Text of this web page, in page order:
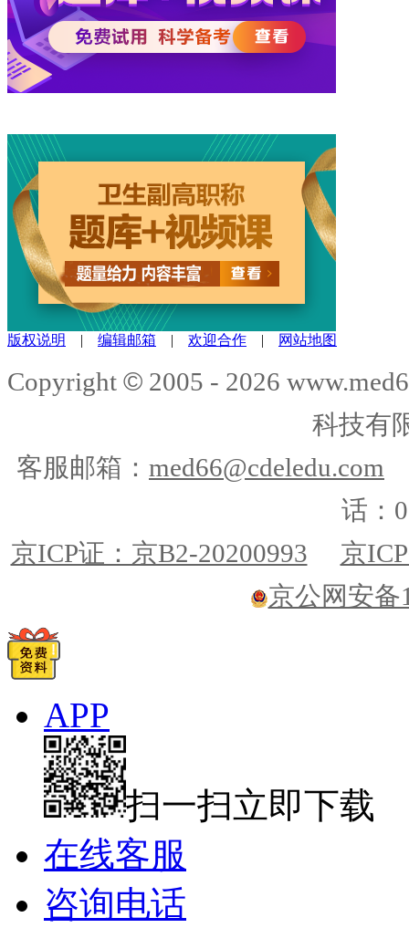
版权说明 | 编辑邮箱 | 欢迎合作 | 网站地图
Copyright © 2005 - 2026
科技有
客服邮箱： med66@cdeledu.com
话：
京ICP证：京B2-20200993
京
京公网安备
APP
扫一扫立即下载
在线客服
咨询电话